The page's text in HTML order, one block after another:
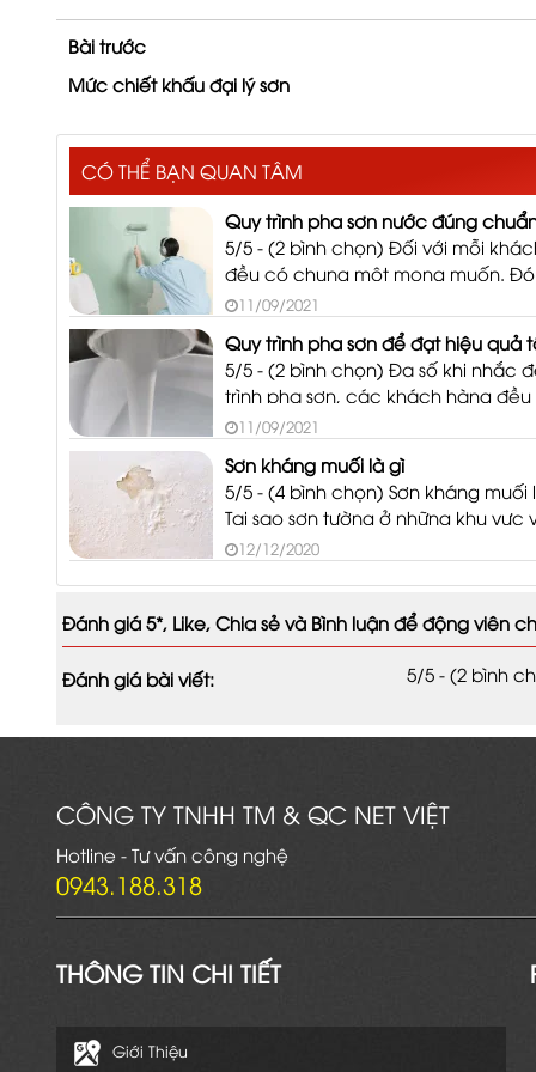
Bài trước
Mức chiết khấu đại lý sơn
CÓ THỂ BẠN QUAN TÂM
Quy trình pha sơn nước đúng
5/5 - (2 bình chọn) Đối với mỗi
đều có chung một mong muốn.
là muốn sở hữu một lớp sơn nước
sau khi thi công. Nhưng liệu bạn có
rằng, quy trình pha sơn nước đúng
11/09/2021
Quy trình pha sơn để đạt hiệu quả
5/5 - (2 bình chọn) Đa số khi nhắc
trình pha sơn, các khách hàng
các câu hỏi như: Nên pha sơn như
để hiệu quả? Khi thực hiện quy
sơn, màu sơn nên kết hợp như
11/09/2021
Sơn kháng muối là gì
5/5 - (4 bình chọn) Sơn kháng muối
Tại sao sơn tường ở những khu vực
ven biển nhanh bị bay màu, phấn
kiềm hóa…? sơn kháng muối là gì
12/12/2020
Đánh giá 5*, Like, Chia sẻ và Bình luận để động viên
Đánh giá bài viết: 5/5 - (2 bình
CÔNG TY TNHH TM & QC NET VIỆT
Hotline - Tư vấn công nghệ
0943.188.318
THÔNG TIN CHI TIẾT
Giới Thiệu